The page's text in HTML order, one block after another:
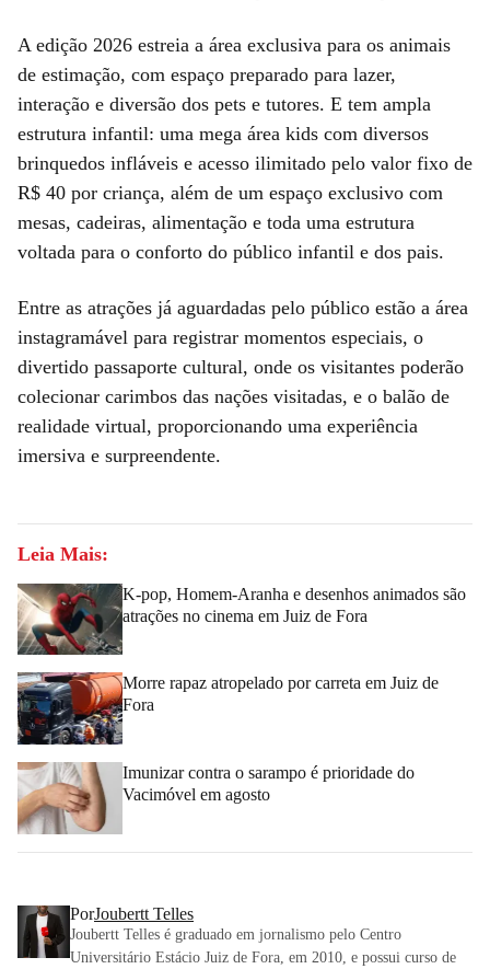
A edição 2026 estreia a área exclusiva para os animais
de estimação, com espaço preparado para lazer,
interação e diversão dos pets e tutores. E tem ampla
estrutura infantil: uma mega área kids com diversos
brinquedos infláveis e acesso ilimitado pelo valor fixo de
R$ 40 por criança, além de um espaço exclusivo com
mesas, cadeiras, alimentação e toda uma estrutura
voltada para o conforto do público infantil e dos pais.
Entre as atrações já aguardadas pelo público estão a área
instagramável para registrar momentos especiais, o
divertido passaporte cultural, onde os visitantes poderão
colecionar carimbos das nações visitadas, e o balão de
realidade virtual, proporcionando uma experiência
imersiva e surpreendente.
Leia Mais:
K-pop, Homem-Aranha e desenhos animados são
atrações no cinema em Juiz de Fora
Morre rapaz atropelado por carreta em Juiz de
Fora
Imunizar contra o sarampo é prioridade do
Vacimóvel em agosto
PorJoubertt Telles
Joubertt Telles é graduado em jornalismo pelo Centro
Universitário Estácio Juiz de Fora, em 2010, e possui curso de